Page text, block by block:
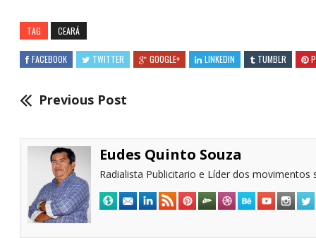
TAG CEARÁ
FACEBOOK TWITTER GOOGLE+ LINKEDIN TUMBLR
Previous Post
Eudes Quinto Souza
Radialista Publicitario e Líder dos movimentos